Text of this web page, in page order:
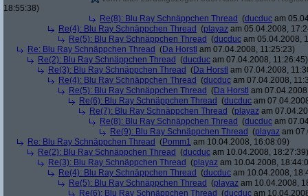
18:55:38)
Re(8): Blu Ray Schnäppchen Thread (ducduc am
Re(4): Blu Ray Schnäppchen Thread (playaz am 05.04.2008,
Re(5): Blu Ray Schnäppchen Thread (ducduc am 05.04.2008,
Re: Blu Ray Schnäppchen Thread (Da Horstl am 07.04.2008, 11:25:23)
Re(2): Blu Ray Schnäppchen Thread (ducduc am 07.04.2008, 11:26:45)
Re(3): Blu Ray Schnäppchen Thread (Da Horstl am 07.04.2008,
Re(4): Blu Ray Schnäppchen Thread (ducduc am 07.04.2008,
Re(5): Blu Ray Schnäppchen Thread (Da Horstl am
Re(6): Blu Ray Schnäppchen Thread (ducduc am
Re(7): Blu Ray Schnäppchen Thread (playaz am
Re(8): Blu Ray Schnäppchen Thread (ducduc am
Re(9): Blu Ray Schnäppchen Thread (playaz am
Re: Blu Ray Schnäppchen Thread (Pomm1 am 10.04.2008, 16:08:09)
Re(2): Blu Ray Schnäppchen Thread (ducduc am 10.04.2008, 18:27:39)
Re(3): Blu Ray Schnäppchen Thread (playaz am 10.04.2008,
Re(4): Blu Ray Schnäppchen Thread (ducduc am 10.04.2008,
Re(5): Blu Ray Schnäppchen Thread (playaz am 10.04.2008,
Re(6): Blu Ray Schnäppchen Thread (ducduc am